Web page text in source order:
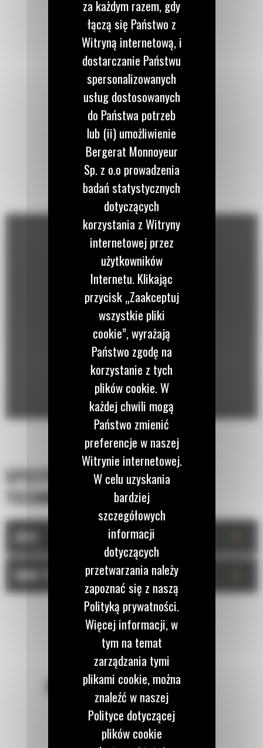
SPECYFIKACJA
TECHNICZNA
DANE TECHNICZNE
POZOSTAŃMY W KONTAKCIE
za każdym razem, gdy
łączą się Państwo z
Witryną internetową, i
dostarczanie Państwu
spersonalizowanych
usług dostosowanych
do Państwa potrzeb
lub (ii) umożliwienie
Bergerat Monnoyeur
Sp. z o.o prowadzenia
badań statystycznych
dotyczących
korzystania z Witryny
internetowej przez
użytkowników
Internetu. Klikając
przycisk „Zaakceptuj
wszystkie pliki
cookie”, wyrażają
Państwo zgodę na
korzystanie z tych
plików cookie. W
każdej chwili mogą
Państwo zmienić
preferencje w naszej
Witrynie internetowej.
W celu uzyskania
bardziej
szczegółowych
informacji
dotyczących
przetwarzania należy
zapoznać się z naszą
Polityką prywatności.
Więcej informacji, w
tym na temat
zarządzania tymi
plikami cookie, można
znaleźć w naszej
Polityce dotyczącej
plików cookie